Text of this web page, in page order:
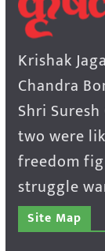
Krishak
Chandra
Shri
two were
freedom
struggle
Site Map